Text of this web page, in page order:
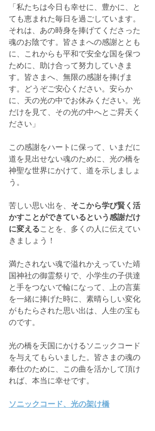
「私たちは今日も幸せに、豊かに、と
ても恵まれた毎日を過ごしています。
それは、あの時身を捧げてくださった
魂のお陰です。皆さまへの感謝ととも
に、これからも平和で安全な国を保つ
ために、助け合って努力していきま
す。皆さまへ、無限の感謝を捧げま
す。どうぞご安心ください。安らか
に、天の光の中でお休みください。光
だけを見て、その光の中へとご昇天く
ださい」
この感謝をハートに保って、いまだに
道を見出せない魂のために、光の橋を
神聖な世界にかけて、道を示しましょ
う。
苦しい思い出を、 そこから学び賢く活
かすことができているという感謝だけ
に変えることを、多くの人に伝えてい
きましょう！
満たされない魂で溢れかえっていた靖
国神社の御霊祭りで、小学生の子供達
と手をつないで輪になって、上の言葉
を一緒に捧げた時に、素晴らしい変化
がもたらされた思い出は、人生の宝も
のです。
光の橋を天国にかけるソニックコード
を与えてもらいました。皆さまの魂の
奉仕のために、この曲を活かして頂け
れば、本当に幸せです。
ソニックコード、光の架け橋